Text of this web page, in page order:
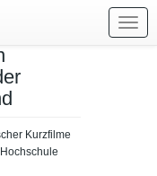
Kurzfilme